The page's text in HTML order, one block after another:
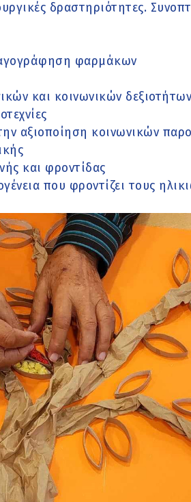
δραστηριότητες.
φαρμάκων
και κοινωνικών δεξιοτήτων
αξιοποίηση κοινωνικών
και φροντίδας
που φροντίζει τους